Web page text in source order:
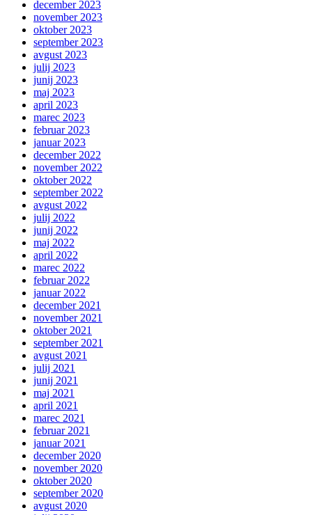
december 2023
november 2023
oktober 2023
september 2023
avgust 2023
julij 2023
junij 2023
maj 2023
april 2023
marec 2023
februar 2023
januar 2023
december 2022
november 2022
oktober 2022
september 2022
avgust 2022
julij 2022
junij 2022
maj 2022
april 2022
marec 2022
februar 2022
januar 2022
december 2021
november 2021
oktober 2021
september 2021
avgust 2021
julij 2021
junij 2021
maj 2021
april 2021
marec 2021
februar 2021
januar 2021
december 2020
november 2020
oktober 2020
september 2020
avgust 2020